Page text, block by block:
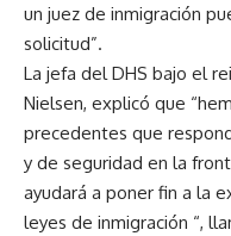
un juez de inmigración
solicitud”.
La jefa del DHS bajo el
Nielsen, explicó que
precedentes que
y de seguridad en la
ayudará a poner fin a la
leyes de inmigración “,